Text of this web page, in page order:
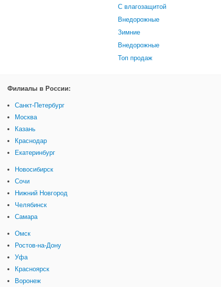
С влагозащитой
Внедорожные
Зимние
Внедорожные
Топ продаж
Филиалы в России:
Санкт-Петербург
Москва
Казань
Краснодар
Екатеринбург
Новосибирск
Сочи
Нижний Новгород
Челябинск
Самара
Омск
Ростов-на-Дону
Уфа
Красноярск
Воронеж